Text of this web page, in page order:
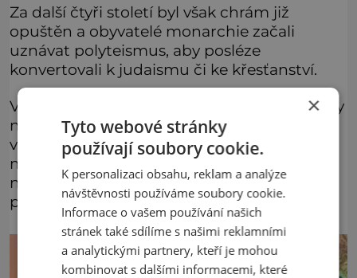
Za další čtyři století byl však chrám již
opuštěn a obyvatelé monarchie začali
uznávat polyteismus, aby posléze
konvertovali k judaismu či ke křesťanství.
V roce 572 po Kristu byl chrám zničen a brzy
nadlouho zapomenut. V současné době
v zemi převládá islám, který do života
místních obyvatel přinesl rituály, jako je
například modlitba pětkrát denně a také
postní měsíc ramadán.
×
Tyto webové stránky
používají soubory cookie.
K personalizaci obsahu, reklam a analýze
návštěvnosti používáme soubory cookie.
Informace o vašem používání našich
stránek také sdílíme s našimi reklamními
a analytickými partnery, kteří je mohou
kombinovat s dalšími informacemi, které